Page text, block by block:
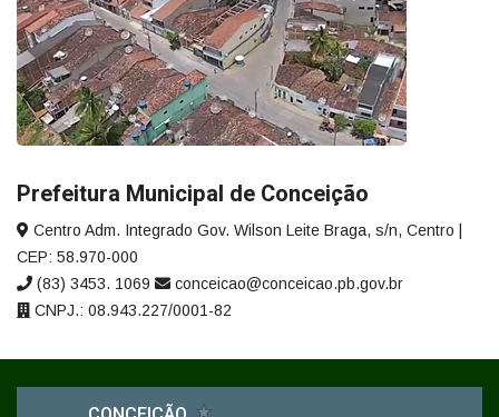
Prefeitura Municipal de Conceição
Centro Adm. Integrado Gov. Wilson Leite Braga, s/n, Centro |
CEP: 58.970-000
(83) 3453. 1069
conceicao@conceicao.pb.gov.br
CNPJ.: 08.943.227/0001-82